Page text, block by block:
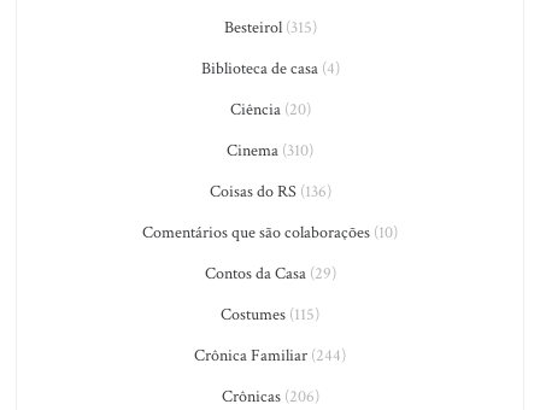
Besteirol(315)
Biblioteca de casa(4)
Ciência(20)
Cinema (310)
Coisas do RS(136)
Comentários que são colaborações (10)
Contos da Casa(29)
Costumes (115)
Crônica Familiar (244)
Crônicas(206)